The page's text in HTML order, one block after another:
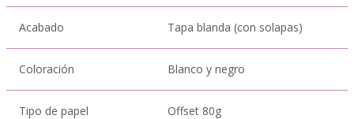
Acabado Tapa blanda (con solapas)
Coloración Blanco y negro
Tipo de papel Offset 80g